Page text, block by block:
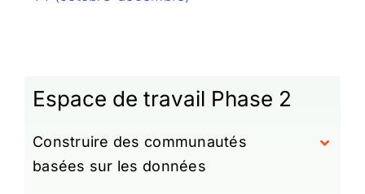
Espace de travail Phase 2
Construire des communautés
basées sur les données